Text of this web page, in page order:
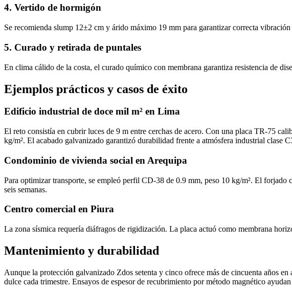
4. Vertido de hormigón
Se recomienda slump 12±2 cm y árido máximo 19 mm para garantizar correcta
5. Curado y retirada de puntales
En clima cálido de la costa, el curado químico con membrana garantiza resistencia de
Ejemplos prácticos y casos de éxito
Edificio industrial de doce mil m² en Lima
El reto consistía en cubrir luces de 9 m entre cerchas de acero. Con una placa TR‑75
kg/m². El acabado galvanizado garantizó durabilidad frente a atmósfera industrial clase
Condominio de vivienda social en Arequipa
Para optimizar transporte, se empleó perfil CD‑38 de 0.9 mm, peso 10 kg/m². El
seis semanas.
Centro comercial en Piura
La zona sísmica requería diáfragos de rigidización. La placa actuó como membrana
Mantenimiento y durabilidad
Aunque la protección galvanizado Zdos setenta y cinco ofrece más de cincuenta años
dulce cada trimestre. Ensayos de espesor de recubrimiento por método magnético